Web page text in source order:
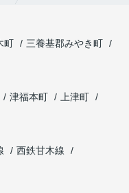
町
三養基郡みやき町
津福本町
上津町
西鉄甘木線